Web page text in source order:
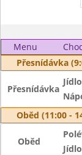
Menu
Přesnídávka
Přesnídávka
Jídlo
Oběd (11:00 -
Oběd
Jídlo